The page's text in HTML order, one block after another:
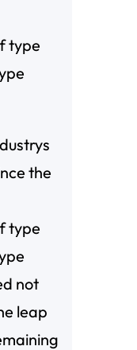
type
the
type
not
leap